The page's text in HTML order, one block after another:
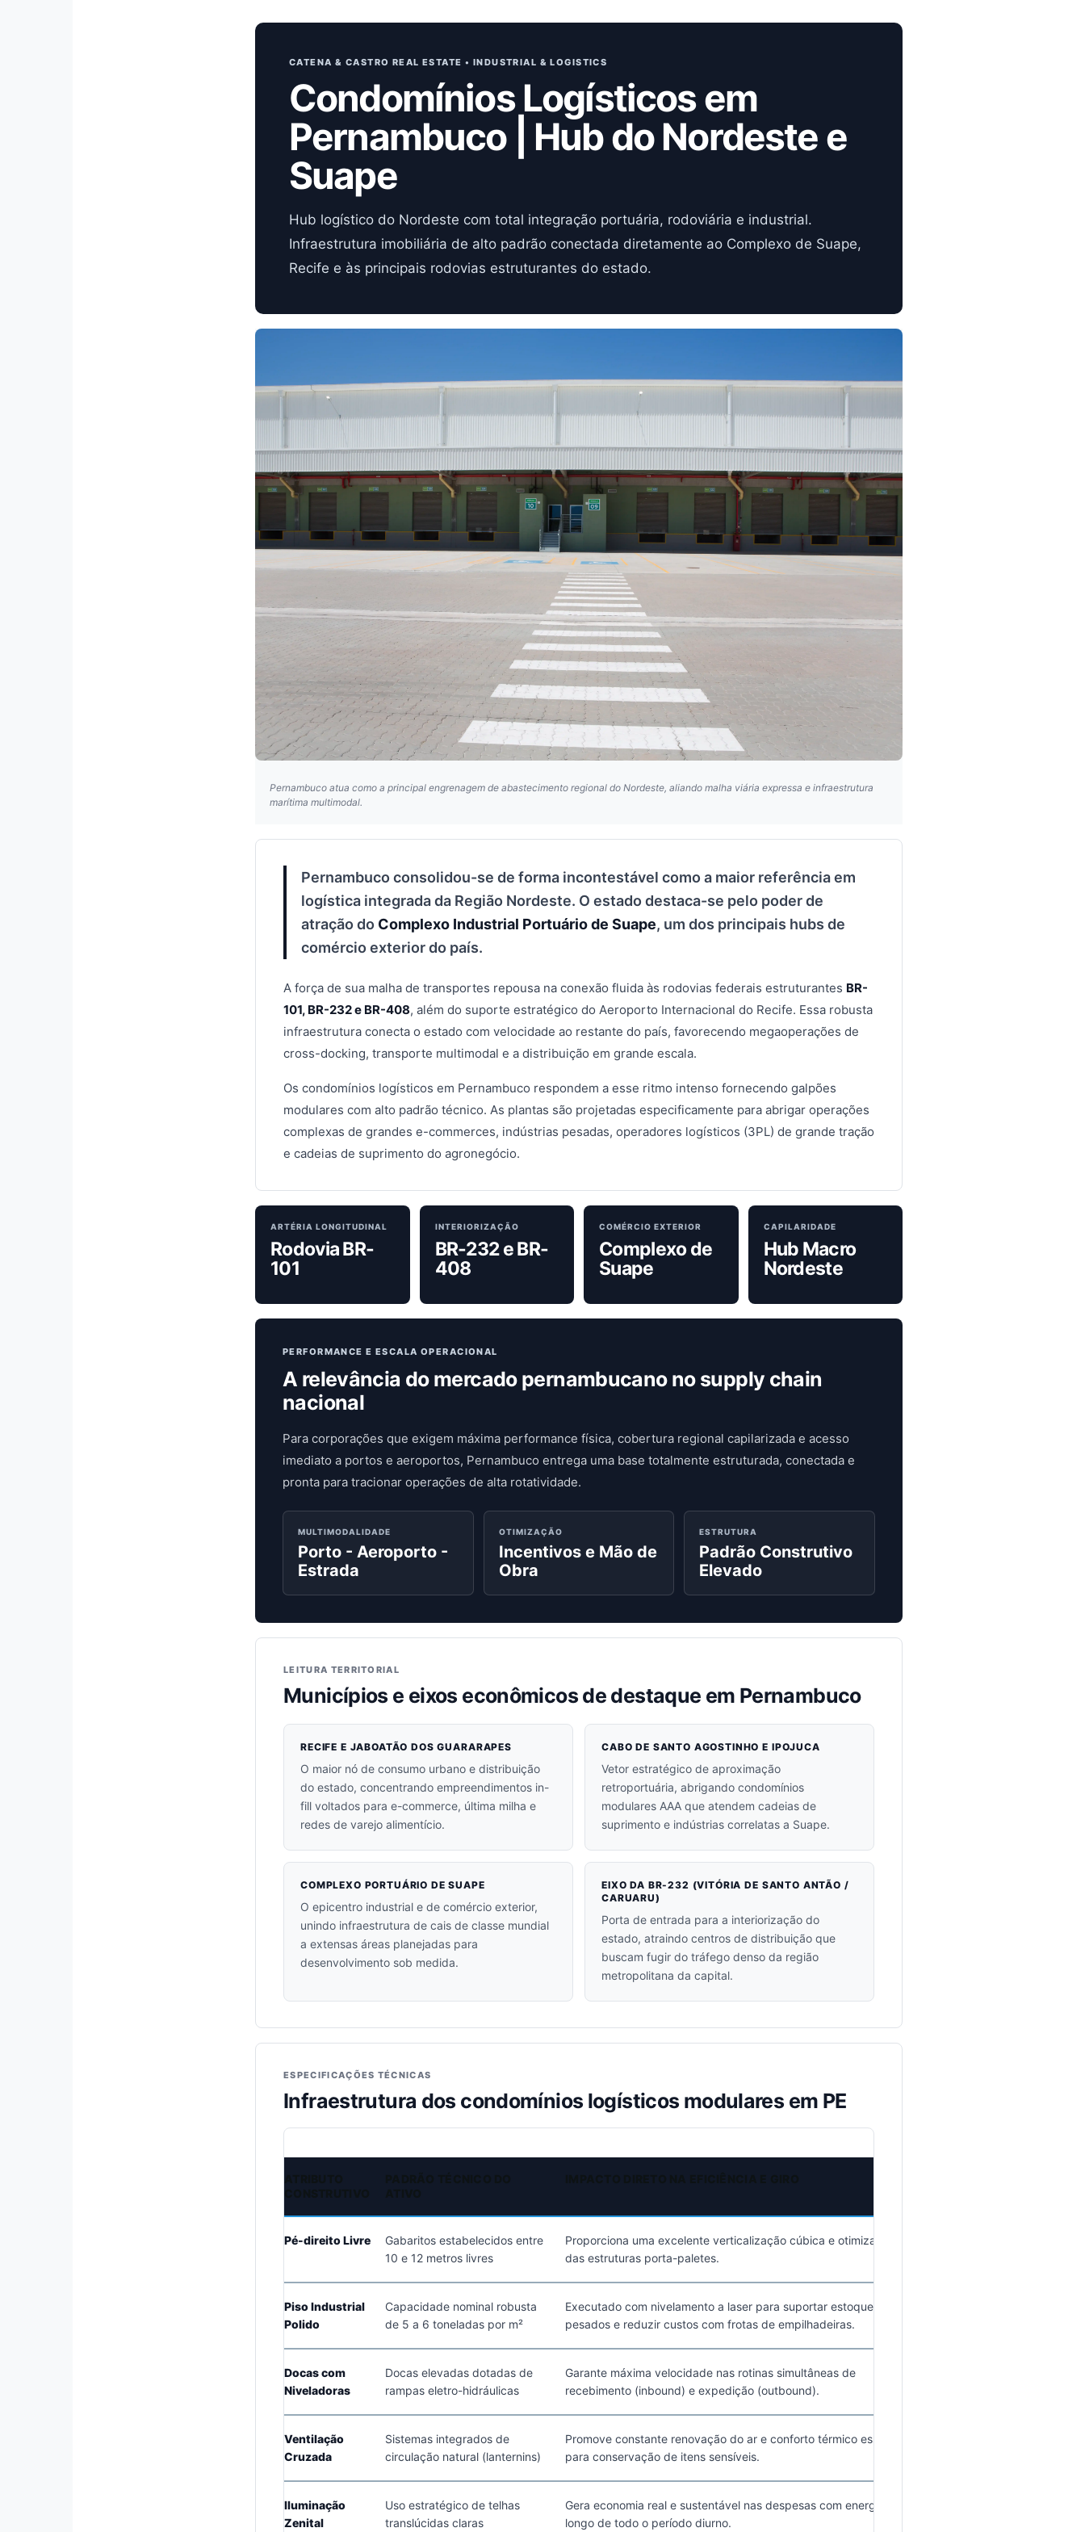
CATENA & CASTRO REAL ESTATE • INDUSTRIAL & LOGISTICS
Condomínios Logísticos em
Pernambuco | Hub do Nordeste e
Suape
Hub logístico do Nordeste com total integração portuária, rodoviária e industrial.
Infraestrutura imobiliária de alto padrão conectada diretamente ao Complexo de Suape,
Recife e às principais rodovias estruturantes do estado.
Pernambuco atua como a principal engrenagem de abastecimento regional do Nordeste, aliando malha viária expressa e infraestrutura
marítima multimodal.
Pernambuco consolidou-se de forma incontestável como a maior referência em
logística integrada da Região Nordeste. O estado destaca-se pelo poder de
atração do Complexo Industrial Portuário de Suape, um dos principais hubs de
comércio exterior do país.
A força de sua malha de transportes repousa na conexão fluida às rodovias federais estruturantes BR-
101, BR-232 e BR-408, além do suporte estratégico do Aeroporto Internacional do Recife. Essa robusta
infraestrutura conecta o estado com velocidade ao restante do país, favorecendo megaoperações de
cross-docking, transporte multimodal e a distribuição em grande escala.
Os condomínios logísticos em Pernambuco respondem a esse ritmo intenso fornecendo galpões
modulares com alto padrão técnico. As plantas são projetadas especificamente para abrigar operações
complexas de grandes e-commerces, indústrias pesadas, operadores logísticos (3PL) de grande tração
e cadeias de suprimento do agronegócio.
ARTÉRIA LONGITUDINAL
Rodovia BR-
101
INTERIORIZAÇÃO
BR-232 e BR-
408
COMÉRCIO EXTERIOR
Complexo de
Suape
CAPILARIDADE
Hub Macro
Nordeste
PERFORMANCE E ESCALA OPERACIONAL
A relevância do mercado pernambucano no supply chain
nacional
Para corporações que exigem máxima performance física, cobertura regional capilarizada e acesso
imediato a portos e aeroportos, Pernambuco entrega uma base totalmente estruturada, conectada e
pronta para tracionar operações de alta rotatividade.
MULTIMODALIDADE
Porto - Aeroporto -
Estrada
OTIMIZAÇÃO
Incentivos e Mão de
Obra
ESTRUTURA
Padrão Construtivo
Elevado
LEITURA TERRITORIAL
Municípios e eixos econômicos de destaque em Pernambuco
RECIFE E JABOATÃO DOS GUARARAPES
O maior nó de consumo urbano e distribuição
do estado, concentrando empreendimentos in-
fill voltados para e-commerce, última milha e
redes de varejo alimentício.
CABO DE SANTO AGOSTINHO E IPOJUCA
Vetor estratégico de aproximação
retroportuária, abrigando condomínios
modulares AAA que atendem cadeias de
suprimento e indústrias correlatas a Suape.
COMPLEXO PORTUÁRIO DE SUAPE
O epicentro industrial e de comércio exterior,
unindo infraestrutura de cais de classe mundial
a extensas áreas planejadas para
desenvolvimento sob medida.
EIXO DA BR-232 (VITÓRIA DE SANTO ANTÃO /
CARUARU)
Porta de entrada para a interiorização do
estado, atraindo centros de distribuição que
buscam fugir do tráfego denso da região
metropolitana da capital.
ESPECIFICAÇÕES TÉCNICAS
Infraestrutura dos condomínios logísticos modulares em PE
Pé-direito Livre
Gabaritos estabelecidos entre
10 e 12 metros livres
Proporciona uma excelente verticalização cúbica e otimização
das estruturas porta-paletes.
Piso Industrial
Polido
Capacidade nominal robusta
de 5 a 6 toneladas por m²
Executado com nivelamento a laser para suportar estoques
pesados e reduzir custos com frotas de empilhadeiras.
Docas com
Niveladoras
Docas elevadas dotadas de
rampas eletro-hidráulicas
Garante máxima velocidade nas rotinas simultâneas de
recebimento (inbound) e expedição (outbound).
Ventilação
Cruzada
Sistemas integrados de
circulação natural (lanternins)
Promove constante renovação do ar e conforto térmico essencial
para conservação de itens sensíveis.
Iluminação
Zenital
Uso estratégico de telhas
translúcidas claras
Gera economia real e sustentável nas despesas com energia ao
longo de todo o período diurno.